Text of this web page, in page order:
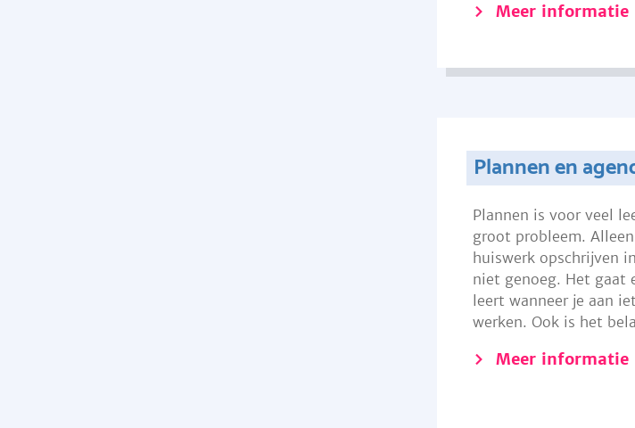
Meer informatie
Plannen en
Plannen is voor veel
groot probleem.
huiswerk opschrijven
niet genoeg. Het gaat
leert wanneer je aan
werken. Ook is het
Meer informatie